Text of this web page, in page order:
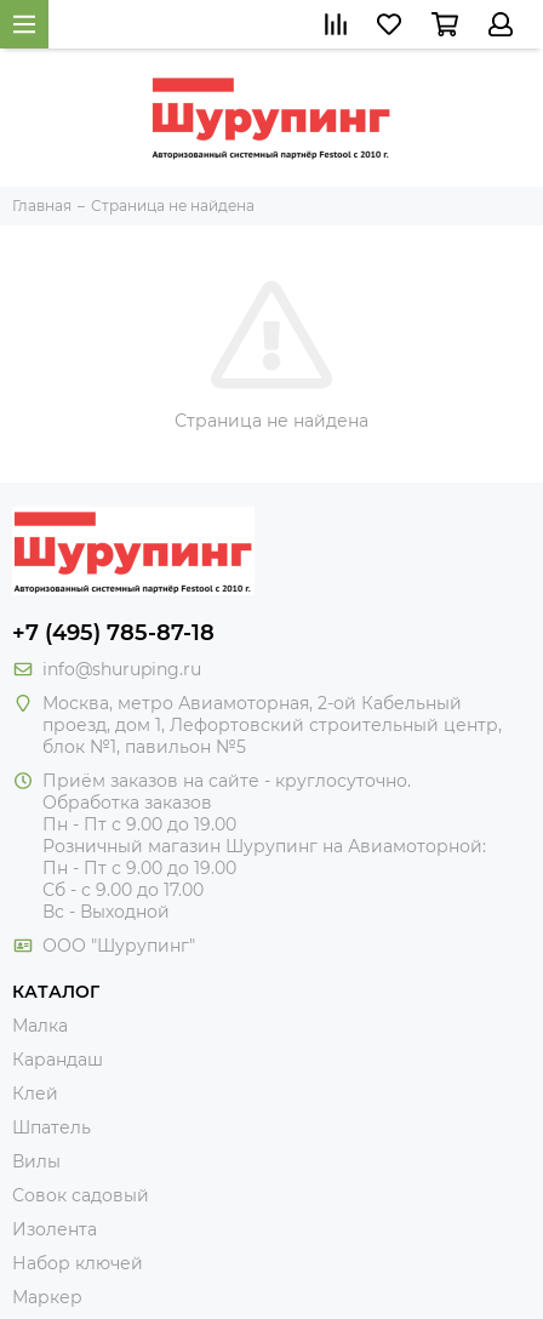
Главная Страница не найдена
Страница не найдена
+7 (495) 785-87-18
info@shuruping.ru
Москва, метро Авиамоторная, 2-ой Кабельный
проезд, дом 1, Лефортовский строительный центр,
блок №1, павильон №5
Приём заказов на сайте - круглосуточно.
Обработка заказов
Пн - Пт с 9.00 до 19.00
Розничный магазин Шурупинг на Авиамоторной:
Пн - Пт с 9.00 до 19.00
Сб - с 9.00 до 17.00
Вс - Выходной
ООО "Шурупинг"
КАТАЛОГ
Малка
Карандаш
Клей
Шпатель
Вилы
Совок садовый
Изолента
Набор ключей
Маркер